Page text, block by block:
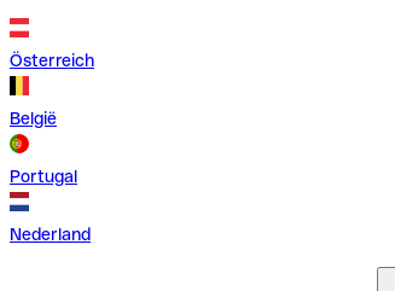
Österreich
België
Portugal
Nederland